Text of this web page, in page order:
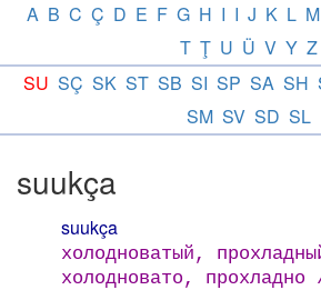
A B C Ç D E F G H I I J K L M
T Ţ U Ü V Y Z
SU SÇ SK ST SB SI SP SA SH
SM SV SD SL
suukça
suukça
холодноватый,
холодновато,